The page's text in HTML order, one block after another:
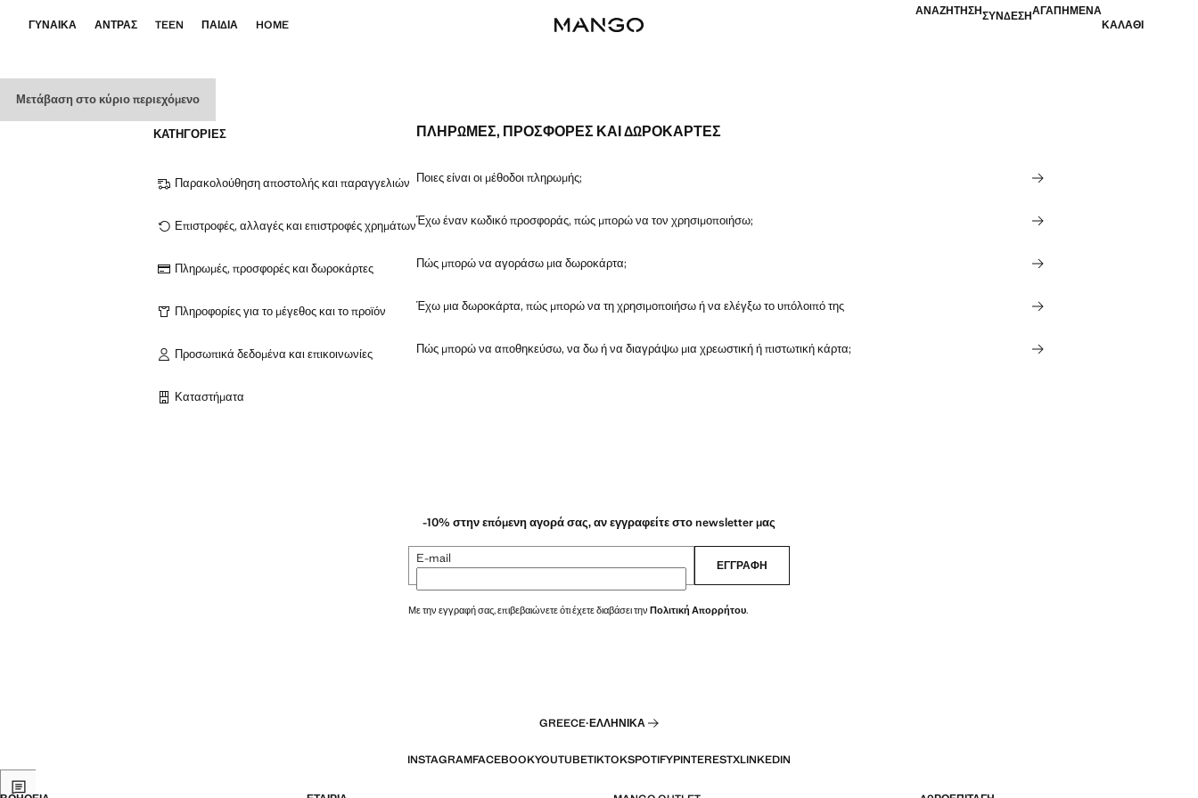
Μετάβαση στο κύριο περιεχόμενο
ΓΥΝΑΊΚΑ ΆΝΤΡΑΣ TEEN ΠΑΙΔΙΆ HOME
ΑΝΑΖΉΤΗΣΗΣΎΝΔΕΣΗΑΓΑΠΗΜΈΝΑ
ΚΑΛΆΘΙ
ΠΛΗΡΩΜΈΣ, ΠΡΟΣΦΟΡΈΣ ΚΑΙ ΔΩΡΟΚΆΡΤΕΣ
Ποιες είναι οι μέθοδοι πληρωμής;
Έχω έναν κωδικό προσφοράς, πώς μπορώ να τον χρησιμοποιήσω;
Πώς μπορώ να αγοράσω μια δωροκάρτα;
Έχω μια δωροκάρτα, πώς μπορώ να τη χρησιμοποιήσω ή να ελέγξω το υπόλοιπό της
Πώς μπορώ να αποθηκεύσω, να δω ή να διαγράψω μια χρεωστική ή πιστωτική κάρτα;
ΚΑΤΗΓΟΡΊΕΣ
Παρακολούθηση αποστολής και παραγγελιών
Επιστροφές, αλλαγές και επιστροφές χρημάτων
Πληρωμές, προσφορές και δωροκάρτες
Πληροφορίες για το μέγεθος και το προϊόν
Προσωπικά δεδομένα και επικοινωνίες
Καταστήματα
-10% στην επόμενη αγορά σας, αν εγγραφείτε στο newsletter μας
E-mail ΕΓΓΡΑΦΉ
Με την εγγραφή σας, επιβεβαιώνετε ότι έχετε διαβάσει την Πολιτική Απορρήτου.
GREECE·ΕΛΛΗΝΙΚΆ
INSTAGRAMFACEBOOKYOUTUBETIKTOKSPOTIFYPINTERESTXLINKEDIN